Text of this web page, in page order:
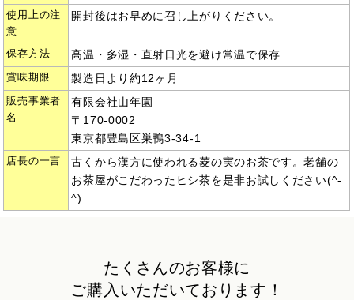
使用上の注
意
開封後はお早めに召し上がりください。
保存方法 高温・多湿・直射日光を避け常温で保存
賞味期限 製造日より約12ヶ月
販売事業者
名
有限会社山年園
〒170-0002
東京都豊島区巣鴨3-34-1
店長の一言
古くから漢方に使われる菱の実のお茶です。老舗の
お茶屋がこだわったヒシ茶を是非お試しください(^-
^)
たくさんのお客様に
ご購入いただいております！